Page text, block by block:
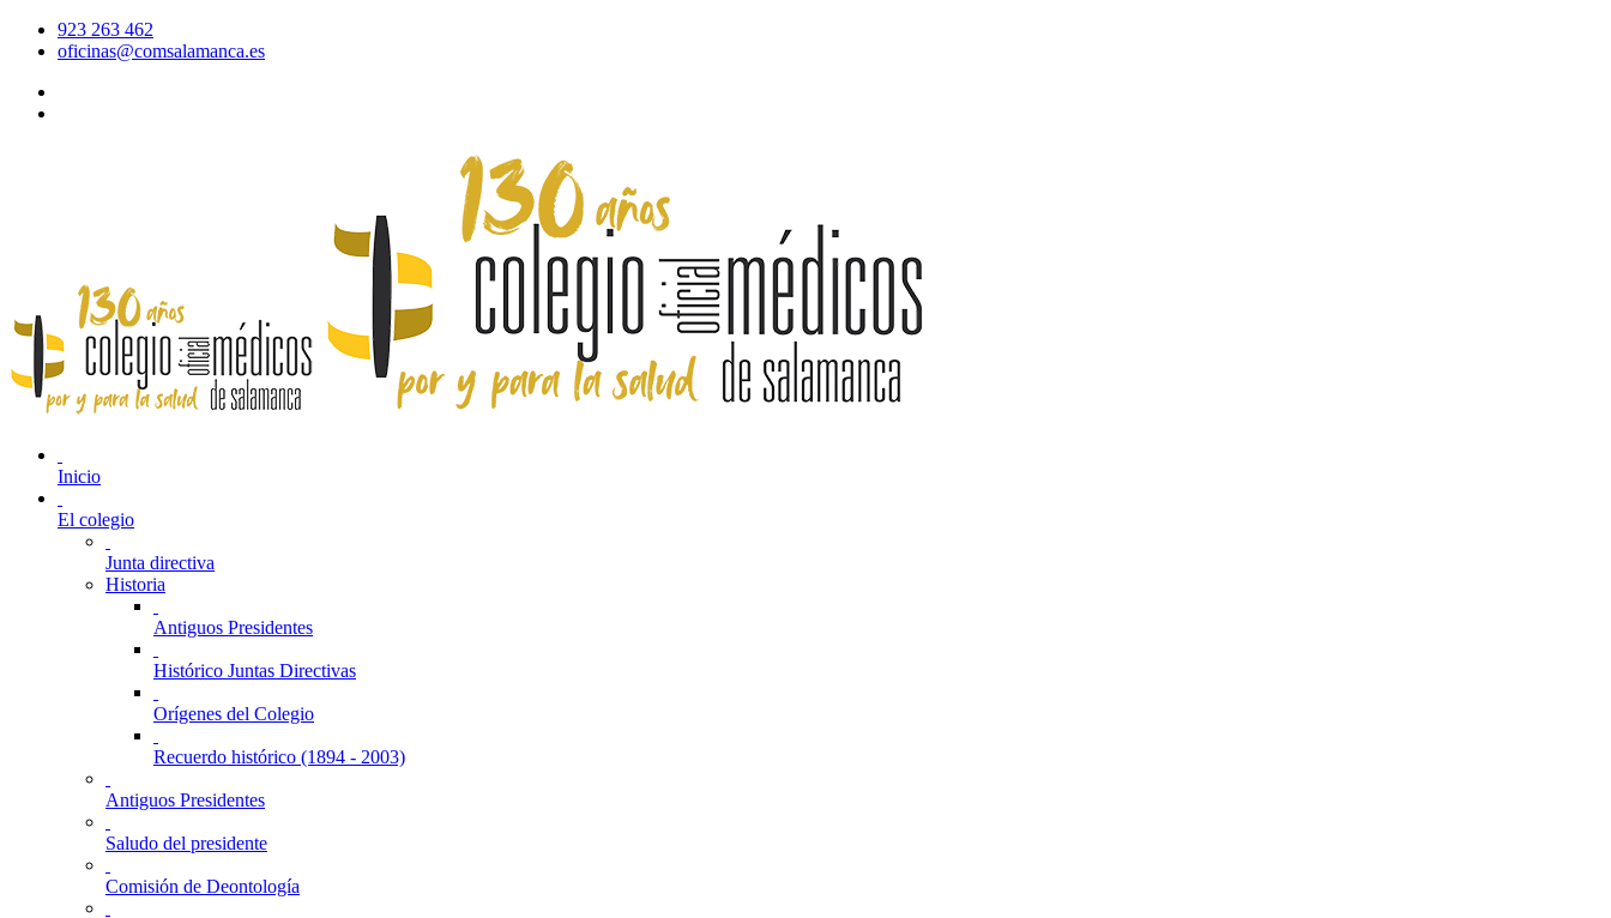
923 263 462
oficinas@comsalamanca.es
Inicio
El colegio
Junta directiva
Historia
Antiguos Presidentes
Histórico Juntas Directivas
Orígenes del Colegio
Recuerdo histórico (1894 - 2003)
Antiguos Presidentes
Saludo del presidente
Comisión de Deontología